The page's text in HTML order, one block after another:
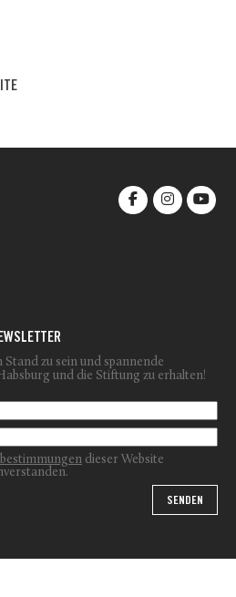
zu sein und spannende
und die Stiftung zu erhalten!
dieser Website